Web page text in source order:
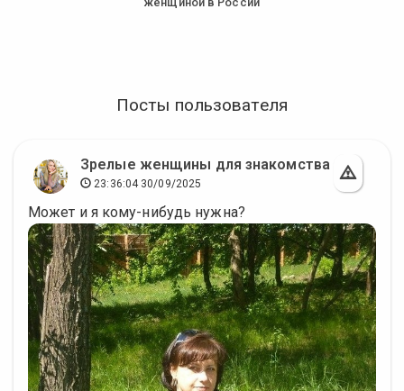
Посты пользователя
Зрелые женщины для знакомства
23:36:04 30/09/2025
Может и я кому-нибудь нужна?